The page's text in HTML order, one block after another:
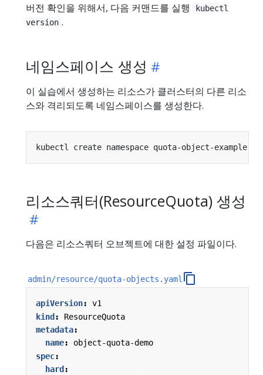
버전 확인을 위해서, 다음 커맨드를 실행
kubectl
version .
네임스페이스 생성
이 실습에서 생성하는 리소스가 클러스터의 다른 리소
스와 격리되도록 네임스페이스를 생성한다.
리소스쿼터(ResourceQuota) 생성
다음은 리소스쿼터 오브젝트에 대한 설정 파일이다.
admin/resource/quota-objects.yaml
apiVersion:
v1
kind:
ResourceQuota
metadata:
name:
object-quota-demo
spec:
hard :